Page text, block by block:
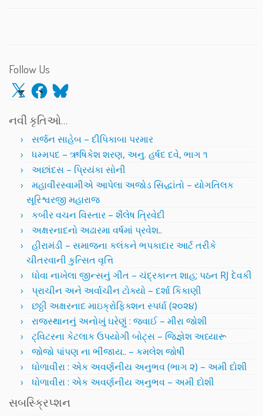
Follow Us
X Facebook
Bluesky
નવી કૃતિઓ…
સર્જન સાહેબ – દીપિકાબા પરમાર
ધમ્મપદ – ઋષિકેશ શરણ, અનુ. હર્ષદ દવે, ભાગ ૧
અછાંદસ – પ્રિયંકા સોની
મહાવીરસ્વામીએ આપેલા અજોડ સિદ્ધાંતો – યોગતિલક
સૂરિશ્વરજી મહારાજ
કબીર વચન વિસ્તાર – શૈલેષ ત્રિવેદી
અક્ષરનાદનો અઢારમા વર્ષમાં પ્રવેશ..
હીરામંડી – સમાજના કલંકને ભપકાદાર આર્ટ તરીકે
ચીતરવાની કુત્સિત વૃત્તિ
ધોવા નાખેલા જીન્સનું ગીત – ચંદ્રકાન્ત શાહ; પઠન RJ દેવકી
પ્રાચીન અને અર્વાચીન ટોક્યો – દર્શા કિકાણી
છઠ્ઠી અક્ષરનાદ માઇક્રોફિક્શન સ્પર્ધા (૨૦૨૪)
રાજસ્થાનનું અનોખું ઘરેણું : જવાઈ – મીરા જોશી
ટ્વિટરના કેટલાક ઉપયોગી બોટ્સ – જિજ્ઞેશ અધ્યારૂ
જોજો પાંપણ ના ભીંજાય.. – કમલેશ જોષી
ધોળાવીરા : એક અવર્ણનીય અનુભવ (ભાગ ૨) – અમી દોશી
ધોળાવીરા : એક અવર્ણનીય અનુભવ – અમી દોશી
સબસ્ક્રિપ્શન